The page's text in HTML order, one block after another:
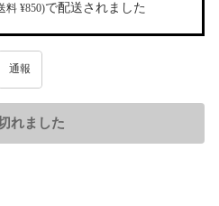
料 ¥850)で配送されました
通報
れました